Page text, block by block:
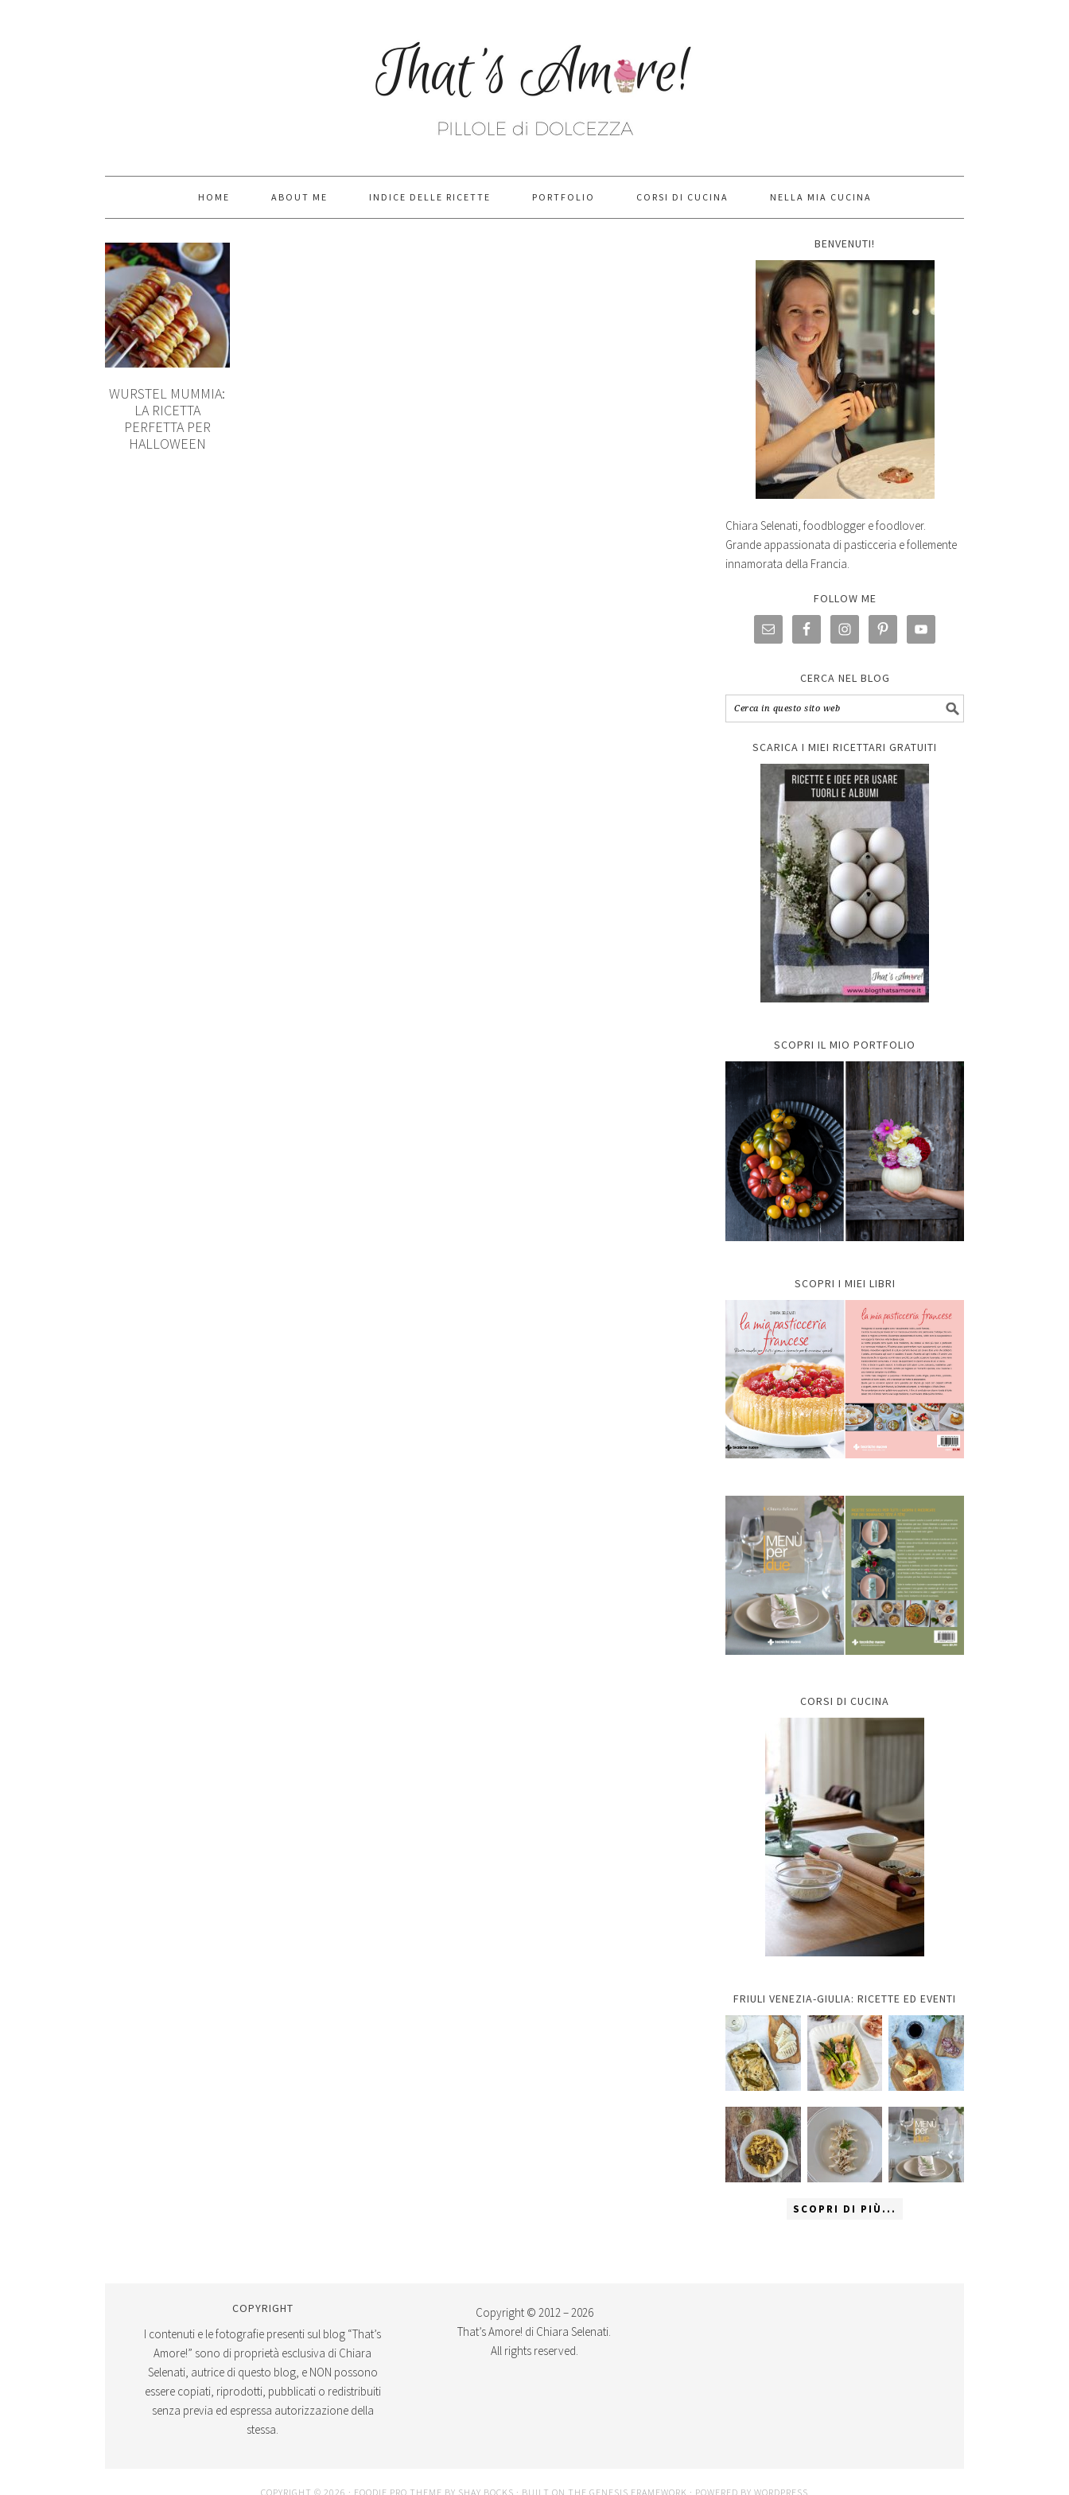
HOME ABOUT ME INDICE DELLE RICETTE PORTFOLIO CORSI DI CUCINA NELLA MIA CUCINA
WURSTEL MUMMIA:
LA RICETTA
PERFETTA PER
HALLOWEEN
BENVENUTI!
Chiara Selenati, foodblogger e foodlover.
Grande appassionata di pasticceria e follemente
innamorata della Francia.
FOLLOW ME
CERCA NEL BLOG
SCARICA I MIEI RICETTARI GRATUITI
SCOPRI IL MIO PORTFOLIO
SCOPRI I MIEI LIBRI
CORSI DI CUCINA
FRIULI VENEZIA-GIULIA: RICETTE ED EVENTI
SCOPRI DI PIÙ...
COPYRIGHT
I contenuti e le fotografie presenti sul blog “That’s
Amore!” sono di proprietà esclusiva di Chiara
Selenati, autrice di questo blog, e NON possono
essere copiati, riprodotti, pubblicati o redistribuiti
senza previa ed espressa autorizzazione della
stessa.
Copyright © 2012 – 2026
That’s Amore! di Chiara Selenati.
All rights reserved.
COPYRIGHT © 2026 · FOODIE PRO THEME BY SHAY BOCKS · BUILT ON THE GENESIS FRAMEWORK · POWERED BY WORDPRESS